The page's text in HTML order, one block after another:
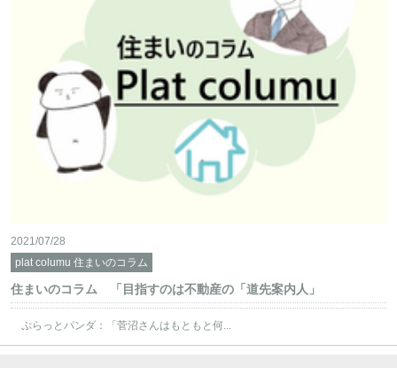
2021/07/28
plat columu 住まいのコラム
住まいのコラム 「目指すのは不動産の「道先案内人」
ぷらっとパンダ：「菅沼さんはもともと何...